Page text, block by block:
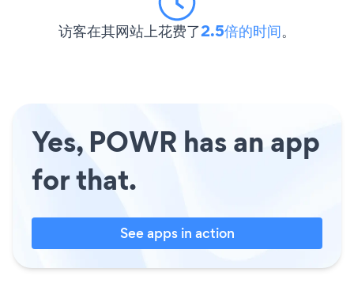
访客在其网站上花费了2.5倍的时间。
Yes, POWR has an app
for that.
See apps in action